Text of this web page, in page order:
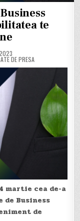
te
DE PRESA
martie cea de-a
Business
de